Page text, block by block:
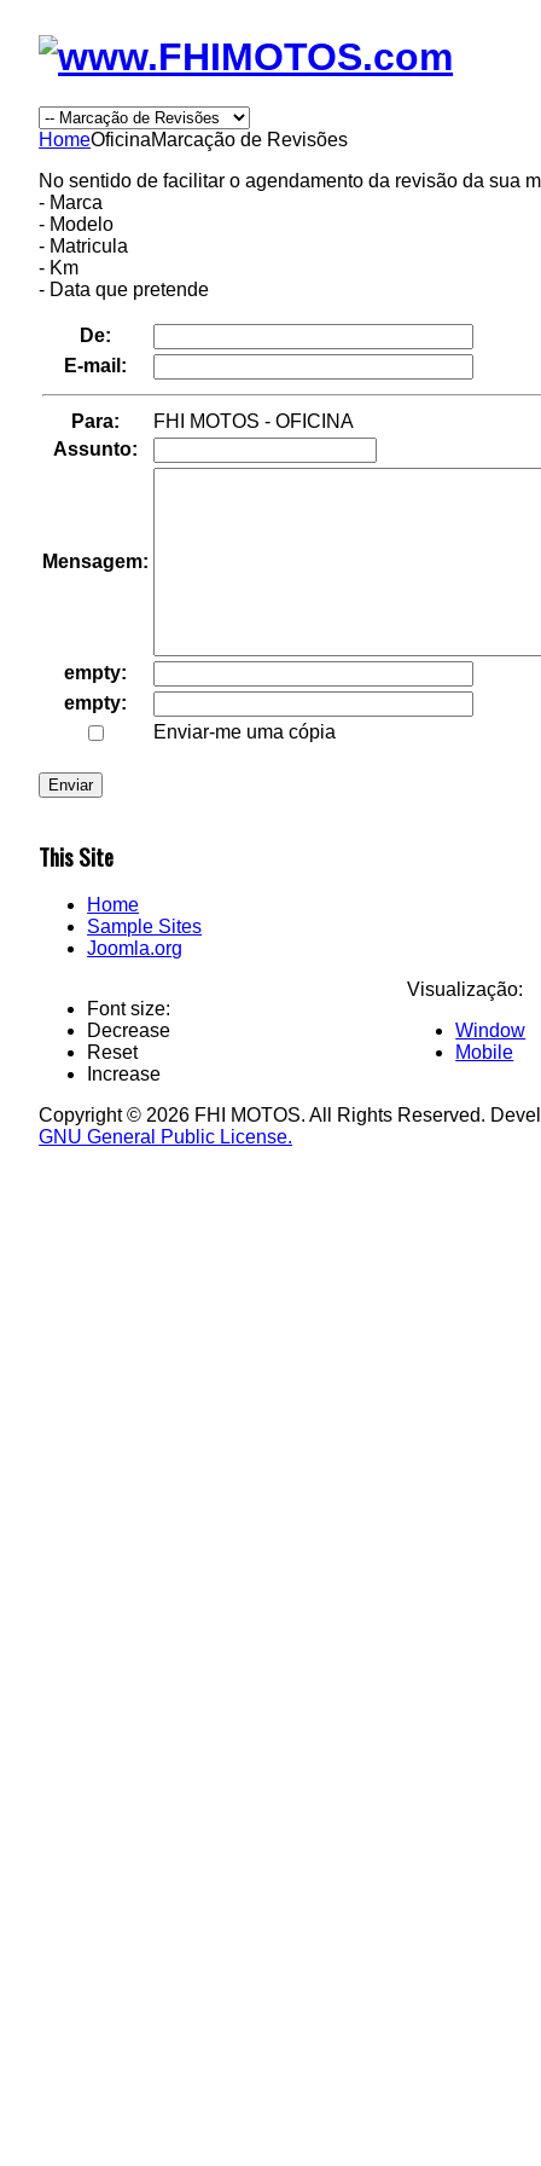
HomeOficinaMarcação de Revisões
No sentido de facilitar o agendamento da revisão da sua
- Marca
- Modelo
- Matricula
- Km
- Data que pretende
De:
E-mail:
Para:
FHI MOTOS - OFICINA
Assunto:
Mensagem:
empty:
empty:
Enviar-me uma cópia
Enviar
This Site
Home
Sample Sites
Joomla.org
Font size:
Decrease
Reset
Increase
Visualização:
Window
Mobile
Copyright © 2026 FHI MOTOS. All Rights Reserved.
GNU General Public License.